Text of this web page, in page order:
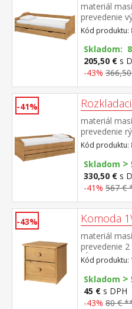
materiál
prevedenie
drevené
nie sú v
úložný
odporúčaná
cm
Kód produktu:
Skladom:
205,50 € s
-43%
-41%
materiál
prevedenie
dve alebo tri
súčasťou
odporúčaný
cm do
použiť
prídavných
Kód produktu:
Skladom >
330,50 € s
-41% 567 €
-43% Komoda
materiál
prevedenie
hĺbka
Kód produktu:
Skladom >
45 € s DPH
-43% 80 €